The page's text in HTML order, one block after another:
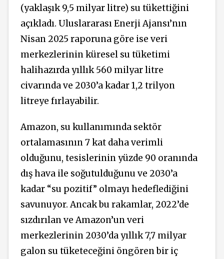
(yaklaşık 9,5 milyar litre) su tükettiğini
açıkladı. Uluslararası Enerji Ajansı’nın
Nisan 2025 raporuna göre ise veri
merkezlerinin küresel su tüketimi
halihazırda yıllık 560 milyar litre
civarında ve 2030’a kadar 1,2 trilyon
litreye fırlayabilir.
Amazon, su kullanımında sektör
ortalamasının 7 kat daha verimli
olduğunu, tesislerinin yüzde 90 oranında
dış hava ile soğutulduğunu ve 2030’a
kadar “su pozitif” olmayı hedeflediğini
savunuyor. Ancak bu rakamlar, 2022’de
sızdırılan ve Amazon’un veri
merkezlerinin 2030’da yıllık 7,7 milyar
galon su tüketeceğini öngören bir iç